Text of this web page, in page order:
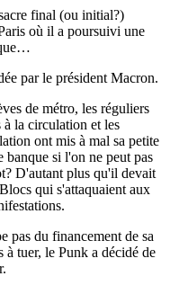
final (ou initial?)
où il a poursuivi une
par le président Macron.
de métro, les réguliers
à la circulation et les
ont mis à mal sa petite
si l'on ne peut pas
D'autant plus qu'il devait
qui s'attaquaient aux
pas du financement de sa
à tuer, le Punk a décidé de